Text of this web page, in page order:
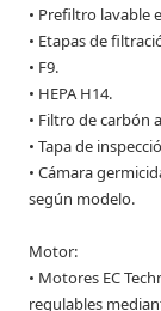
• Prefiltro lavable
• Etapas de
• F9.
• HEPA H14.
• Filtro de carbón
• Tapa de
• Cámara
según modelo.
Motor:
• Motores EC
regulables